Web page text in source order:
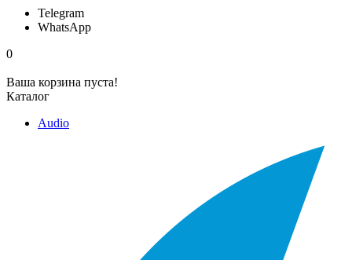
Telegram
WhatsApp
0
Ваша корзина пуста!
Каталог
Audio